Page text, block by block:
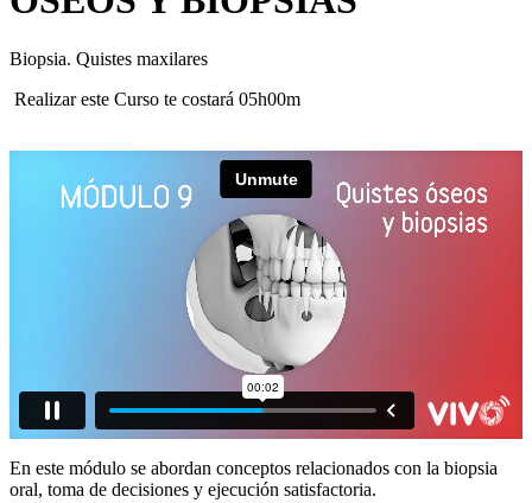
Biopsia. Quistes maxilares
Realizar este Curso te costará 05h00m
En este módulo se abordan conceptos relacionados con la biopsia
oral, toma de decisiones y ejecución satisfactoria.